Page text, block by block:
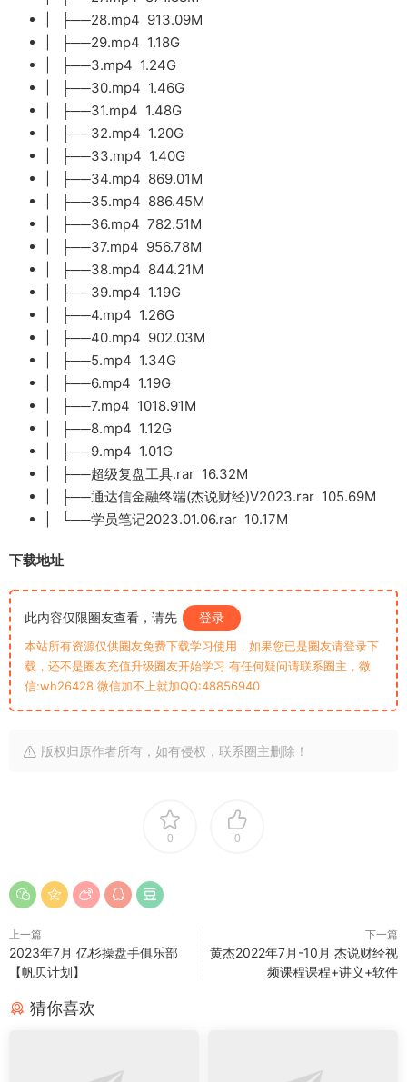
| ├──28.mp4 913.09M
| ├──29.mp4 1.18G
| ├──3.mp4 1.24G
| ├──30.mp4 1.46G
| ├──31.mp4 1.48G
| ├──32.mp4 1.20G
| ├──33.mp4 1.40G
| ├──34.mp4 869.01M
| ├──35.mp4 886.45M
| ├──36.mp4 782.51M
| ├──37.mp4 956.78M
| ├──38.mp4 844.21M
| ├──39.mp4 1.19G
| ├──4.mp4 1.26G
| ├──40.mp4 902.03M
| ├──5.mp4 1.34G
| ├──6.mp4 1.19G
| ├──7.mp4 1018.91M
| ├──8.mp4 1.12G
| ├──9.mp4 1.01G
| ├──超级复盘工具.rar 16.32M
| ├──通达信金融终端(杰说财经)V2023.rar 105.69M
| └──学员笔记2023.01.06.rar 10.17M
下载地址
此内容仅限圈友查看，请先 登录
本站所有资源仅供圈友免费下载学习使用，如果您已是圈友请登录下
载，还不是圈友充值升级圈友开始学习 有任何疑问请联系圈主，微
信:wh26428 微信加不上就加QQ:48856940
版权归原作者所有，如有侵权，联系圈主删除！
0 0
上一篇
2023年7月 亿杉操盘手俱乐部
【帆贝计划】
下一篇
黄杰2022年7月-10月 杰说财经视
频课程课程+讲义+软件
猜你喜欢